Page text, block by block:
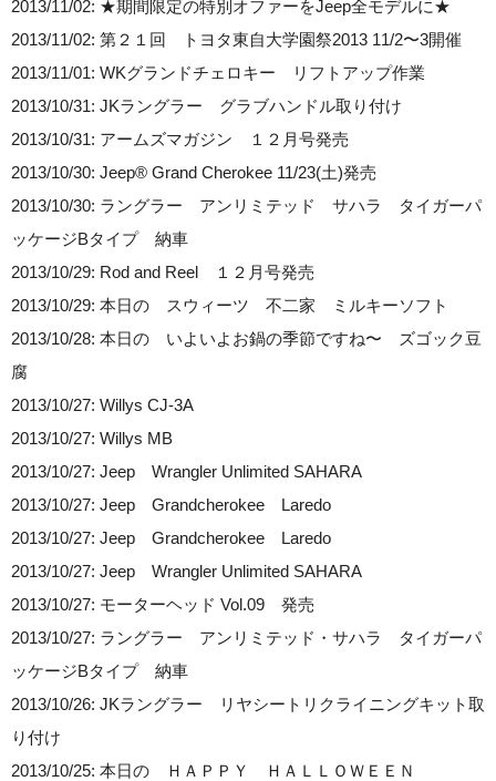
2013/11/02: ★期間限定の特別オファーをJeep全モデルに★
2013/11/02: 第２１回 トヨタ東自大学園祭2013 11/2〜3開催
2013/11/01: WKグランドチェロキー リフトアップ作業
2013/10/31: JKラングラー グラブハンドル取り付け
2013/10/31: アームズマガジン １２月号発売
2013/10/30: Jeep® Grand Cherokee 11/23(土)発売
2013/10/30: ラングラー アンリミテッド サハラ タイガーパ
ッケージBタイプ 納車
2013/10/29: Rod and Reel １２月号発売
2013/10/29: 本日の スウィーツ 不二家 ミルキーソフト
2013/10/28: 本日の いよいよお鍋の季節ですね〜 ズゴック豆
腐
2013/10/27: Willys CJ-3A
2013/10/27: Willys MB
2013/10/27: Jeep Wrangler Unlimited SAHARA
2013/10/27: Jeep Grandcherokee Laredo
2013/10/27: Jeep Grandcherokee Laredo
2013/10/27: Jeep Wrangler Unlimited SAHARA
2013/10/27: モーターヘッド Vol.09 発売
2013/10/27: ラングラー アンリミテッド・サハラ タイガーパ
ッケージBタイプ 納車
2013/10/26: JKラングラー リヤシートリクライニングキット取
り付け
2013/10/25: 本日の ＨＡＰＰＹ ＨＡＬＬＯＷＥＥＮ